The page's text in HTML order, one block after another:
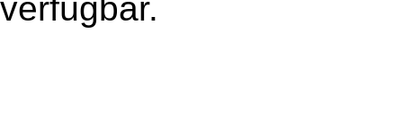
verfügbar.